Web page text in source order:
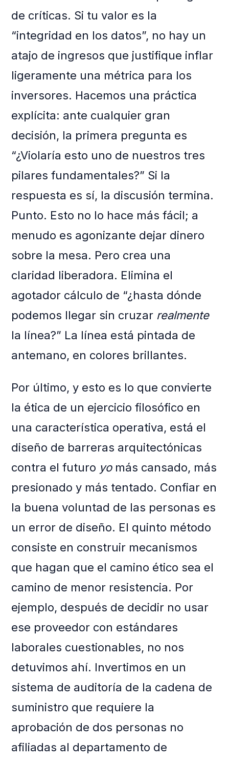
de críticas. Si tu valor es la
“integridad en los datos”, no hay un
atajo de ingresos que justifique inflar
ligeramente una métrica para los
inversores. Hacemos una práctica
explícita: ante cualquier gran
decisión, la primera pregunta es
“¿Violaría esto uno de nuestros tres
pilares fundamentales?” Si la
respuesta es sí, la discusión termina.
Punto. Esto no lo hace más fácil; a
menudo es agonizante dejar dinero
sobre la mesa. Pero crea una
claridad liberadora. Elimina el
agotador cálculo de “¿hasta dónde
podemos llegar sin cruzar realmente
la línea?” La línea está pintada de
antemano, en colores brillantes.
Por último, y esto es lo que convierte
la ética de un ejercicio filosófico en
una característica operativa, está el
diseño de barreras arquitectónicas
contra el futuro yomás cansado, más
presionado y más tentado. Confiar en
la buena voluntad de las personas es
un error de diseño. El quinto método
consiste en construir mecanismos
que hagan que el camino ético sea el
camino de menor resistencia. Por
ejemplo, después de decidir no usar
ese proveedor con estándares
laborales cuestionables, no nos
detuvimos ahí. Invertimos en un
sistema de auditoría de la cadena de
suministro que requiere la
aprobación de dos personas no
afiliadas al departamento de